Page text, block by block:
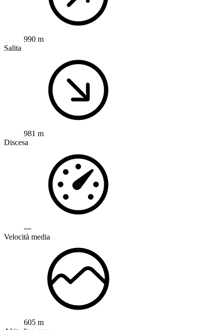
990 m
Salita
981 m
Discesa
---
Velocità media
605 m